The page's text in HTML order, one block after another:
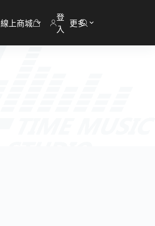
線上商城 更多
購
登
入